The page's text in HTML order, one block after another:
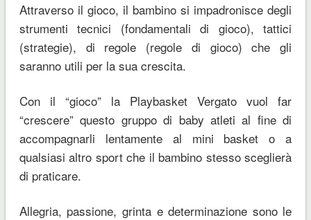
Attraverso il gioco, il bambino si impadronisce degli
strumenti tecnici (fondamentali di gioco), tattici
(strategie), di regole (regole di gioco) che gli
saranno utili per la sua crescita.
Con il “gioco” la Playbasket Vergato vuol far
“crescere” questo gruppo di baby atleti al fine di
accompagnarli lentamente al mini basket o a
qualsiasi altro sport che il bambino stesso sceglierà
di praticare.
Allegria, passione, grinta e determinazione sono le